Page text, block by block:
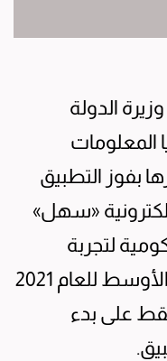
الدولة
المعلومات
بفوز التطبيق
«سهل»
لتجربة
العملاء على مستوى الشرق الأوسط للعام 2021
على بدء